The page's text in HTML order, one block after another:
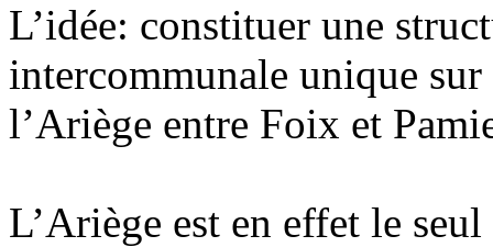
L’idée: constituer une
intercommunale unique
l’Ariège entre Foix et
L’Ariège est en effet le